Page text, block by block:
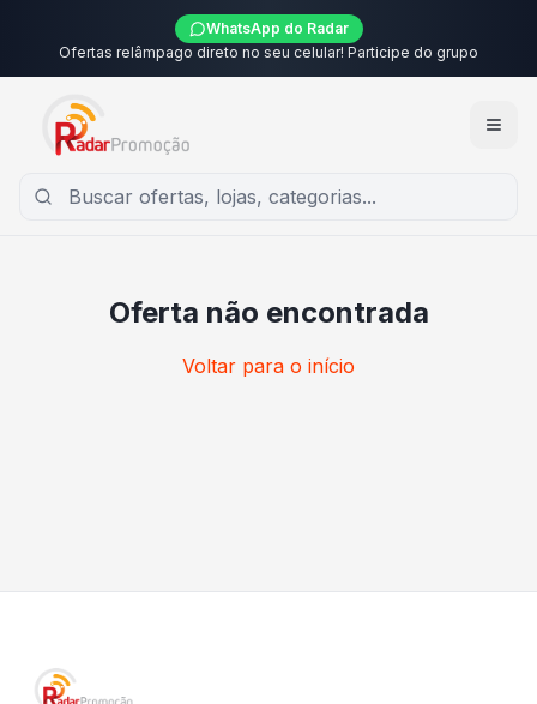
WhatsApp do Radar
Ofertas relâmpago direto no seu celular! Participe do grupo
Oferta não encontrada
Voltar para o início